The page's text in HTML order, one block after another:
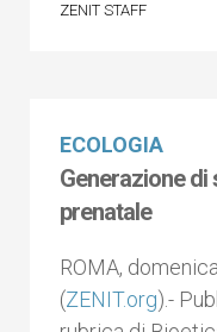
ZENIT STAFF
ECOLOGIA
Generazione
prenatale
ROMA,
(ZENIT.org).-